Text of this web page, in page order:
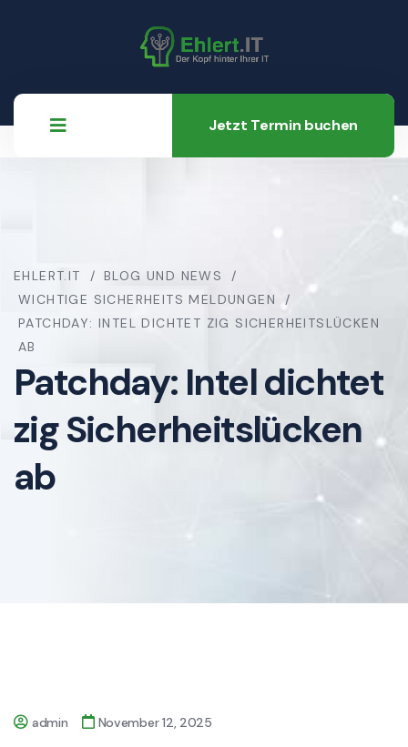
Jetzt Termin buchen
EHLERT.IT
BLOG UND NEWS
WICHTIGE SICHERHEITS MELDUNGEN
PATCHDAY: INTEL DICHTET ZIG SICHERHEITSLÜCKEN
AB
Patchday: Intel dichtet
zig Sicherheitslücken
ab
admin November 12, 2025